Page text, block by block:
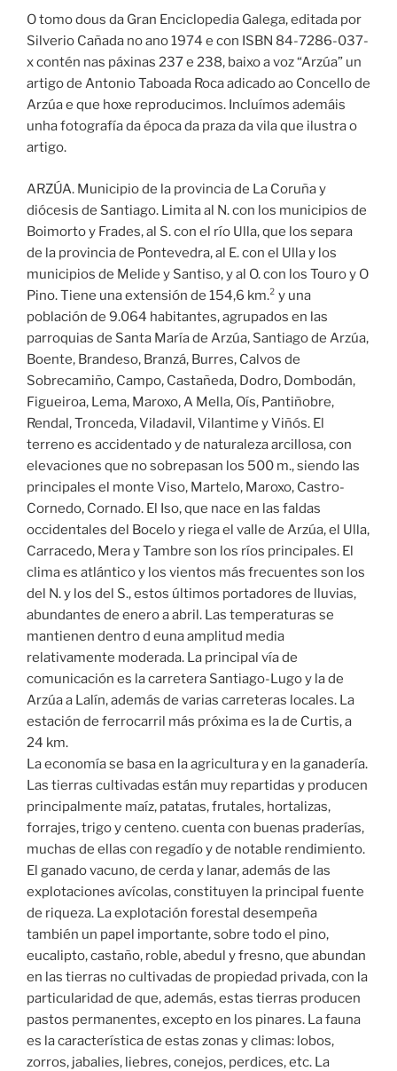
O tomo dous da Gran Enciclopedia Galega, editada por
Silverio Cañada no ano 1974 e con ISBN 84-7286-037-
x contén nas páxinas 237 e 238, baixo a voz “Arzúa” un
artigo de Antonio Taboada Roca adicado ao Concello de
Arzúa e que hoxe reproducimos. Incluímos ademáis
unha fotografía da época da praza da vila que ilustra o
artigo.
ARZÚA. Municipio de la provincia de La Coruña y
diócesis de Santiago. Limita al N. con los municipios de
Boimorto y Frades, al S. con el río Ulla, que los separa
de la provincia de Pontevedra, al E. con el Ulla y los
municipios de Melide y Santiso, y al O. con los Touro y O
Pino. Tiene una extensión de 154,6 km.² y una
población de 9.064 habitantes, agrupados en las
parroquias de Santa María de Arzúa, Santiago de Arzúa,
Boente, Brandeso, Branzá, Burres, Calvos de
Sobrecamiño, Campo, Castañeda, Dodro, Dombodán,
Figueiroa, Lema, Maroxo, A Mella, Oís, Pantiñobre,
Rendal, Tronceda, Viladavil, Vilantime y Viñós. El
terreno es accidentado y de naturaleza arcillosa, con
elevaciones que no sobrepasan los 500 m., siendo las
principales el monte Viso, Martelo, Maroxo, Castro-
Cornedo, Cornado. El Iso, que nace en las faldas
occidentales del Bocelo y riega el valle de Arzúa, el Ulla,
Carracedo, Mera y Tambre son los ríos principales. El
clima es atlántico y los vientos más frecuentes son los
del N. y los del S., estos últimos portadores de lluvias,
abundantes de enero a abril. Las temperaturas se
mantienen dentro d euna amplitud media
relativamente moderada. La principal vía de
comunicación es la carretera Santiago-Lugo y la de
Arzúa a Lalín, además de varias carreteras locales. La
estación de ferrocarril más próxima es la de Curtis, a
24 km.
La economía se basa en la agricultura y en la ganadería.
Las tierras cultivadas están muy repartidas y producen
principalmente maíz, patatas, frutales, hortalizas,
forrajes, trigo y centeno. cuenta con buenas praderías,
muchas de ellas con regadío y de notable rendimiento.
El ganado vacuno, de cerda y lanar, además de las
explotaciones avícolas, constituyen la principal fuente
de riqueza. La explotación forestal desempeña
también un papel importante, sobre todo el pino,
eucalipto, castaño, roble, abedul y fresno, que abundan
en las tierras no cultivadas de propiedad privada, con la
particularidad de que, además, estas tierras producen
pastos permanentes, excepto en los pinares. La fauna
es la característica de estas zonas y climas: lobos,
zorros, jabalies, liebres, conejos, perdices, etc. La